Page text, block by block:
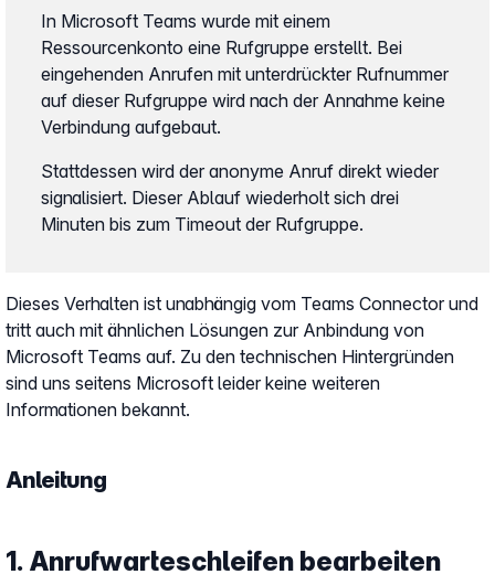
In Microsoft Teams wurde mit einem
Ressourcenkonto eine Rufgruppe erstellt. Bei
eingehenden Anrufen mit unterdrückter Rufnummer
auf dieser Rufgruppe wird nach der Annahme keine
Verbindung aufgebaut.
Stattdessen wird der anonyme Anruf direkt wieder
signalisiert. Dieser Ablauf wiederholt sich drei
Minuten bis zum Timeout der Rufgruppe.
Dieses Verhalten ist unabhängig vom Teams Connector und
tritt auch mit ähnlichen Lösungen zur Anbindung von
Microsoft Teams auf. Zu den technischen Hintergründen
sind uns seitens Microsoft leider keine weiteren
Informationen bekannt.
Anleitung
1. Anrufwarteschleifen bearbeiten